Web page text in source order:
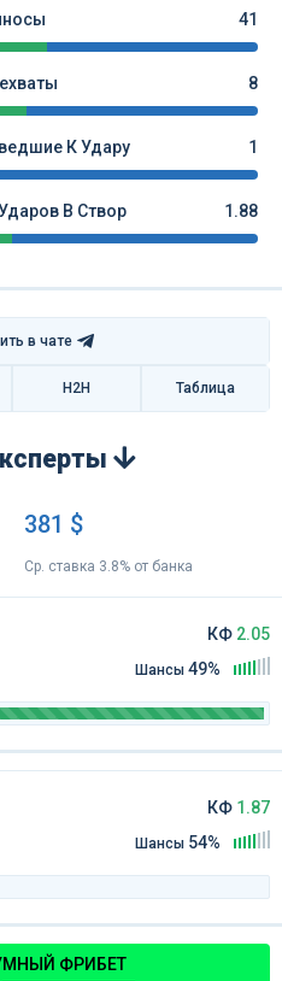
41
8
К Удару 1
В Створ 1.88
в чате
H2H Таблица
381 $
Ср. ставка 3.8% от банка
КФ 2.05
Шансы 49%
КФ 1.87
Шансы 54%
ФРИБЕТ